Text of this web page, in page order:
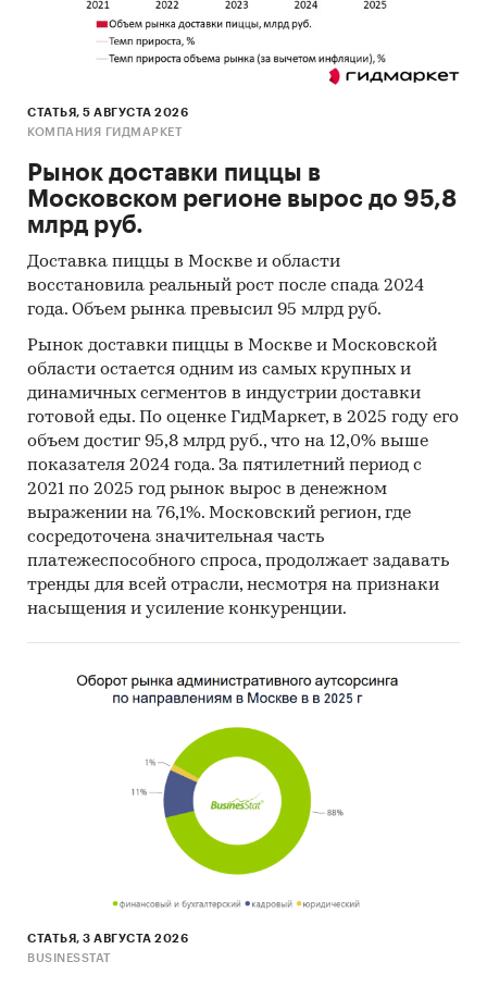
Сайты компаний
Архивы СМИ
Инсайдерские источники
Специализированные аналитические
порталы
Методы
Кабинетное исследование. Поиск и анализ
информации из различных источников,
аналитика.
Прогноз ГидМаркет. Современные
статистические методы прогнозирования с
поправкой на мнение экспертов.
Отчет отражает мнение авторов и не является
инвестиционной рекомендацией
Категории: Промышленность
Стройматериалы
Кровля и водосток
Россия
Центральный федеральный округ
Москва
Россия / Центральный федеральный округ /
СТАТЬЯ, 5 АВГУСТА 2026
КОМПАНИЯ ГИДМАРКЕТ
Рынок доставки пиццы в
Московском регионе вырос до 95,8
млрд руб.
Доставка пиццы в Москве и области
восстановила реальный рост после спада 2024
года. Объем рынка превысил 95 млрд руб.
Рынок доставки пиццы в Москве и Московской
области остается одним из самых крупных и
динамичных сегментов в индустрии доставки
готовой еды. По оценке ГидМаркет, в 2025 году его
объем достиг 95,8 млрд руб., что на 12,0% выше
показателя 2024 года. За пятилетний период с
2021 по 2025 год рынок вырос в денежном
выражении на 76,1%. Московский регион, где
сосредоточена значительная часть
платежеспособного спроса, продолжает задавать
тренды для всей отрасли, несмотря на признаки
насыщения и усиление конкуренции.
СТАТЬЯ, 3 АВГУСТА 2026
BUSINESSTAT